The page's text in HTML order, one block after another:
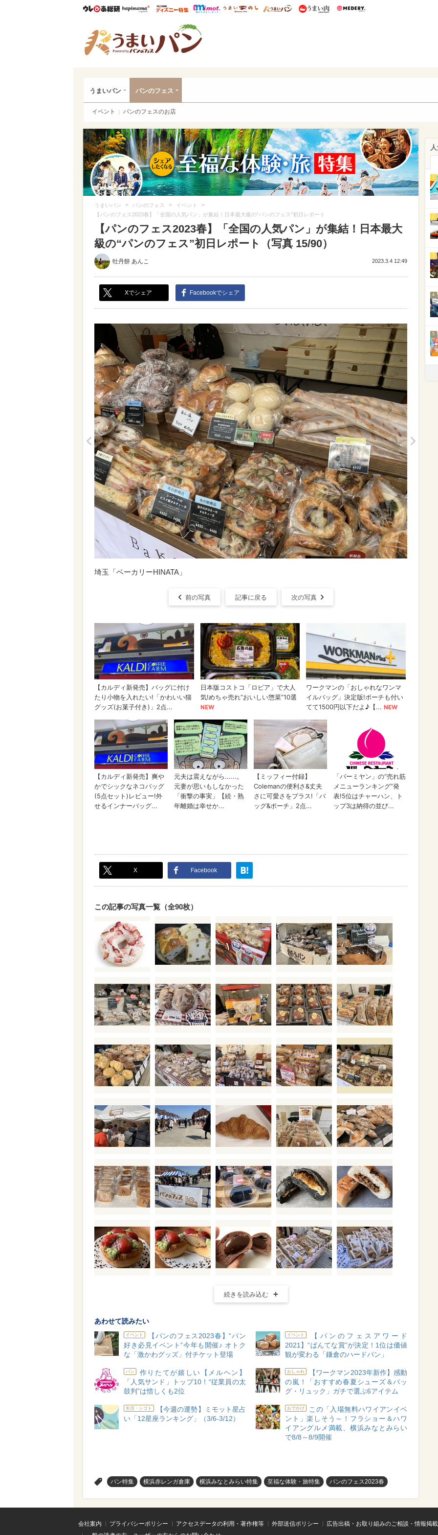
ウレぴあ総研ハピママ* ウレぴあ総研 ディズニー特集
mimot. うまいめし うまいパン うまい肉
うまいパン パンのフェス
イベント パンのフェスのお店
うまいパン > パンのフェス > イベント >
【パンのフェス2023春】「全国の人気パン」が集結！日本最大級の“パンのフェス”初日レポート
【パンのフェス2023春】「全国の人気パン」が集結！日本最大
級の“パンのフェス”初日レポート（写真 15/90）
牡丹餅 あんこ 2023.3.4 12:49
Xでシェア Facebookでシェア
埼玉「ベーカリーHINATA」
前の写真 記事に戻る 次の写真
X Facebook
この記事の写真一覧（全90枚）
続きを読み込む
あわせて読みたい
イベント
【パンのフェス2023春】“パン
好き必見イベント”今年も開催♪ オトク
な「激かわグッズ」付チケット登場
イベント
【パンのフェスアワード
2021】“ぱんてな賞”が決定！1位は価値
観が変わる「鎌倉のハードパン」
パン
作りたてが嬉しい【メルヘン】
「人気サンド」トップ10！“従業員の太
鼓判”は惜しくも2位
おしゃれ
【ワークマン2023年新作】感動
の嵐！「おすすめ春夏シューズ＆バッ
グ・リュック」ガチで選ぶ6アイテム
生活・シゴト
【今週の運勢】ミモット星占
い「12星座ランキング」（3/6-3/12）
おでかけ
この「入場無料ハワイアンイベ
ント」楽しそう～！フラショー＆ハワ
イアングルメ満載、横浜みなとみらい
で8/8～8/9開催
パン特集 横浜赤レンガ倉庫 横浜みなとみらい特集 至福な体験・旅特集 パンのフェス2023春
1
2
3
4
5
会社案内 プライバシーポリシー アクセスデータの利用・著作権等 外部送信ポリシー
広告出稿・お取り組みのご相談・情報掲